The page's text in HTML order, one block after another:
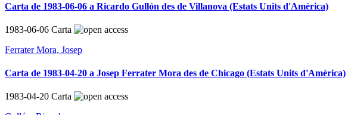
Carta de 1983-06-06 a Ricardo Gullón des de Villanova (Estats Units d'Amèrica)
1983-06-06 Carta
Ferrater Mora, Josep
Carta de 1983-04-20 a Josep Ferrater Mora des de Chicago (Estats Units d'Amèrica)
1983-04-20 Carta